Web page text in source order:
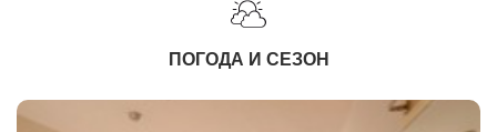
ПОГОДА И СЕЗОН